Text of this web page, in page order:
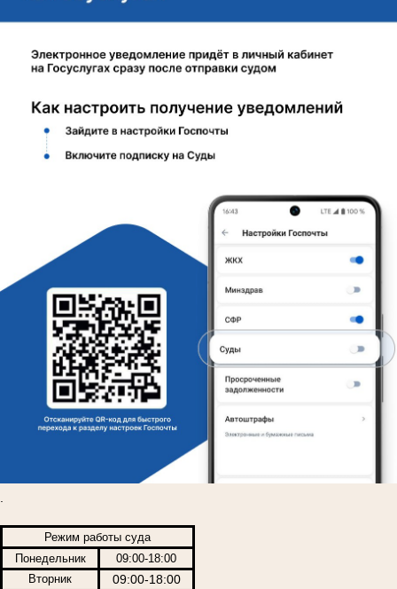
Режим работы суда
Понедельник
09:00-18:00
Вторник
09:00-18:00